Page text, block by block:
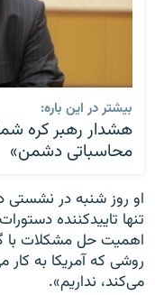
بیشتر در این باره:
هشدار رهبر کره
محاسباتی دشمن»
او روز شنبه در نشستی
تنها تاییدکننده
اهمیت حل مشکلات با
روشی که آمریکا به
می‌کند، نداریم».